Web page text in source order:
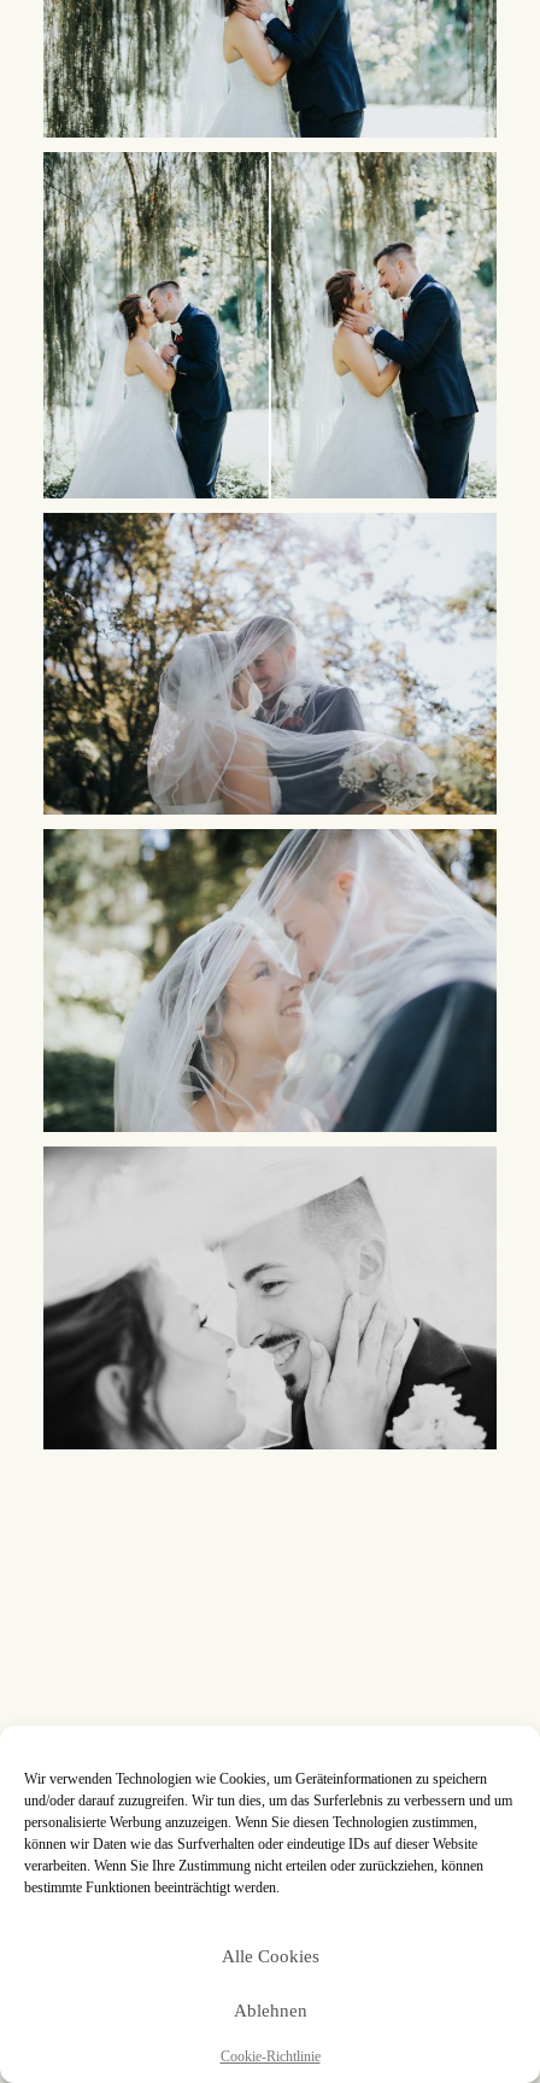
Wir verwenden Technologien wie Cookies, um Geräteinformationen zu speichern
und/oder darauf zuzugreifen. Wir tun dies, um das Surferlebnis zu verbessern und um
personalisierte Werbung anzuzeigen. Wenn Sie diesen Technologien zustimmen,
können wir Daten wie das Surfverhalten oder eindeutige IDs auf dieser Website
verarbeiten. Wenn Sie Ihre Zustimmung nicht erteilen oder zurückziehen, können
bestimmte Funktionen beeinträchtigt werden.
Alle Cookies
Ablehnen
Cookie-Richtlinie